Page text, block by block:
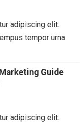
adipiscing elit.
tempor urna
Guide
adipiscing elit.